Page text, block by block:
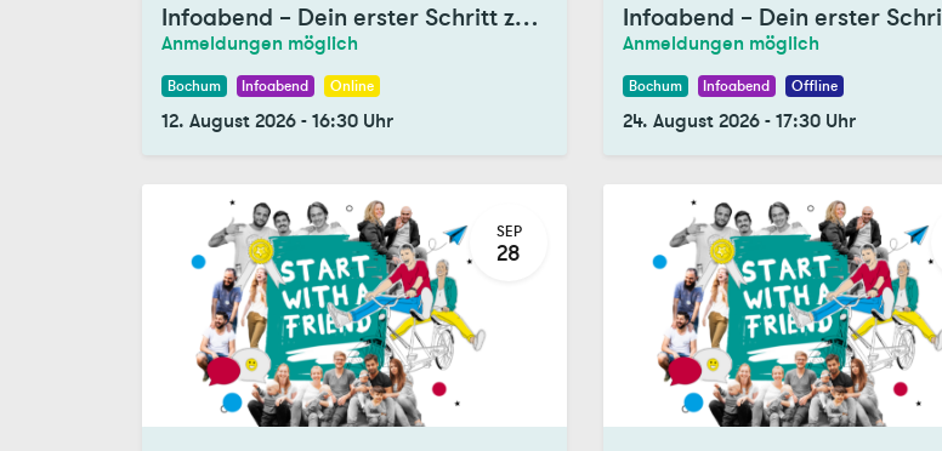
Infoabend – Dein erster Schritt zum Tandem
Anmeldungen möglich
Bochum Infoabend Online
12. August 2026-16:30 Uhr
Anmeldungen möglich
Bochum Infoabend Offline
24. August 2026-17:30 Uhr
SEP
28